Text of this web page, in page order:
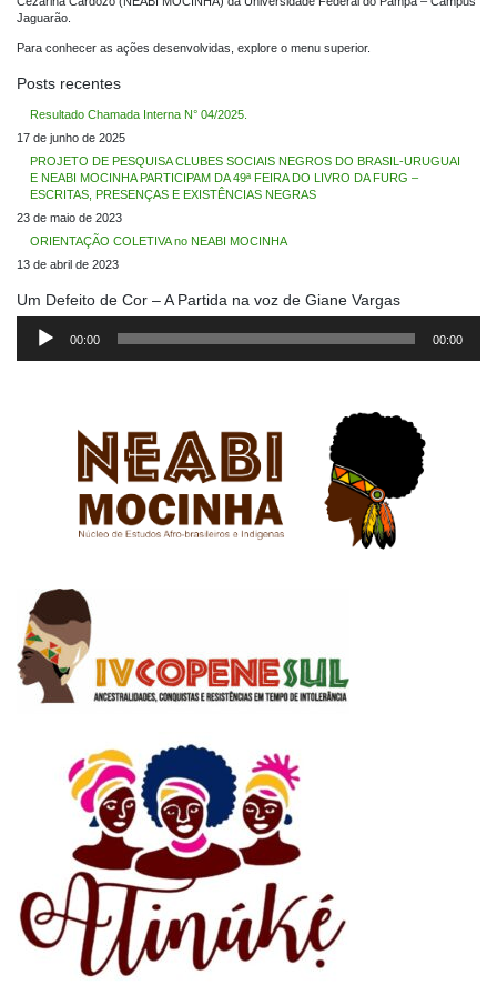
Jaguarão.
Para conhecer as ações desenvolvidas, explore o menu superior.
Posts recentes
Resultado Chamada Interna N° 04/2025.
17 de junho de 2025
PROJETO DE PESQUISA CLUBES SOCIAIS NEGROS DO BRASIL-URUGUAI
E NEABI MOCINHA PARTICIPAM DA 49ª FEIRA DO LIVRO DA FURG –
ESCRITAS, PRESENÇAS E EXISTÊNCIAS NEGRAS
23 de maio de 2023
ORIENTAÇÃO COLETIVA no NEABI MOCINHA
13 de abril de 2023
Um Defeito de Cor – A Partida na voz de Giane Vargas
00:00 00:00